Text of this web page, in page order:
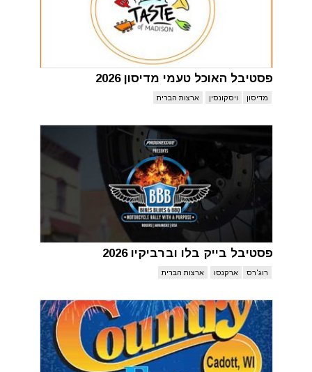
פסטיבל האוכל טעמי מדיסון 2026
מדיסון ויסקונסין ארצות הברית
פסטיבל בייק בלו וברביקיו 2026
רוג'רס ארקנסו ארצות הברית